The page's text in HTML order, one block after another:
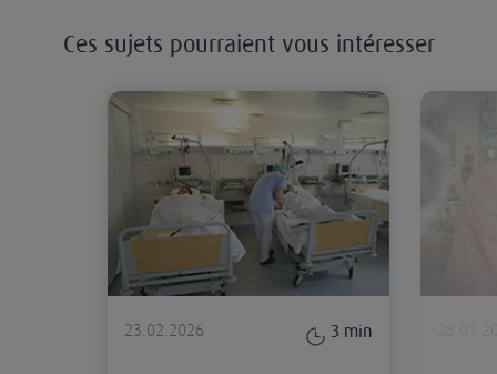
Ces sujets pourraient vous intéresser
Surveillance anesthésique post-
23.02.2026 3 min